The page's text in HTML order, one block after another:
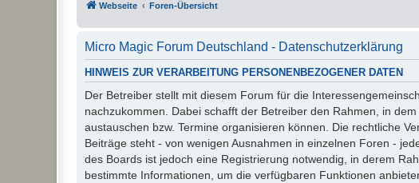
Webseite Foren-Übersicht
Micro Magic Forum Deutschland - Datenschutzerklärung
HINWEIS ZUR VERARBEITUNG PERSONENBEZOGENER DATEN
Der Betreiber stellt mit diesem Forum für die
nachzukommen. Dabei schafft der Betreiber den Rahmen, in
austauschen bzw. Termine organisieren können. Die rechtliche
Beiträge steht - von wenigen Ausnahmen in einzelnen Foren -
des Boards ist jedoch eine Registrierung notwendig, in derem
bestimmte Informationen, um die verfügbaren Funktionen